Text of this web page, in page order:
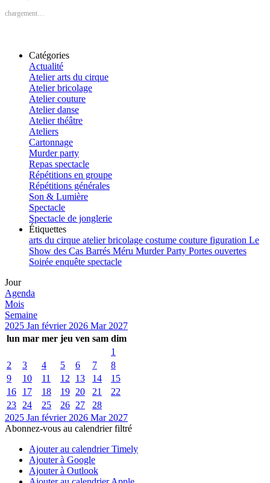
chargement…
Catégories
Actualité
Atelier arts du cirque
Atelier bricolage
Atelier couture
Atelier danse
Atelier théâtre
Ateliers
Cartonnage
Murder party
Repas spectacle
Répétitions en groupe
Répétitions générales
Son & Lumière
Spectacle
Spectacle de jonglerie
Étiquettes
arts du cirque atelierbricolage costume couture figuration Le
Show des Cas Barrés Méru Murder Party Portes ouvertes
Soirée enquête spectacle
Jour
Agenda
Mois
Semaine
2025 Jan février 2026 Mar 2027
lun mar mer jeu ven sam dim
1
2
3 4 5 6 7
8
9
10 11 12 13 14
15
16
17 18 19 20 21
22
23
24 25 26 27
28
2025 Jan février 2026 Mar 2027
Abonnez-vous au calendrier filtré
Ajouter au calendrier Timely
Ajouter à Google
Ajouter à Outlook